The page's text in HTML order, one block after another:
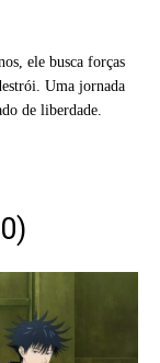
ele busca forças
Uma jornada
de liberdade.